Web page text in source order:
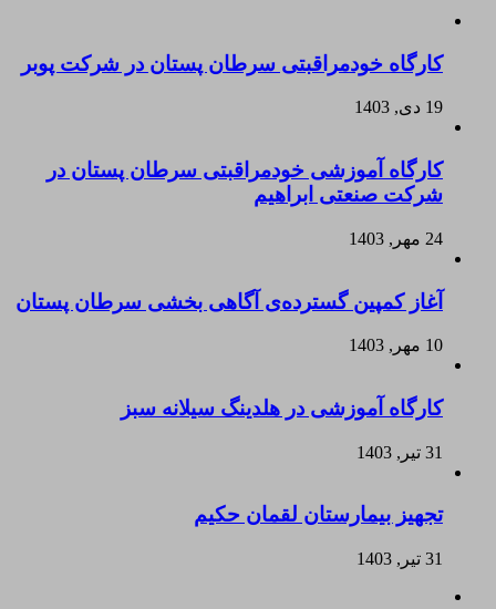
کارگاه خودمراقبتی سرطان پستان در شرکت پوبر
19 دی, 1403
کارگاه آموزشی خودمراقبتی سرطان پستان در
شرکت صنعتی ابراهیم
24 مهر, 1403
آغاز کمپین گسترده‌ی آگاهی بخشی سرطان پستان
10 مهر, 1403
کارگاه آموزشی در هلدینگ سیلانه سبز
31 تیر, 1403
تجهیز بیمارستان لقمان حکیم
31 تیر, 1403